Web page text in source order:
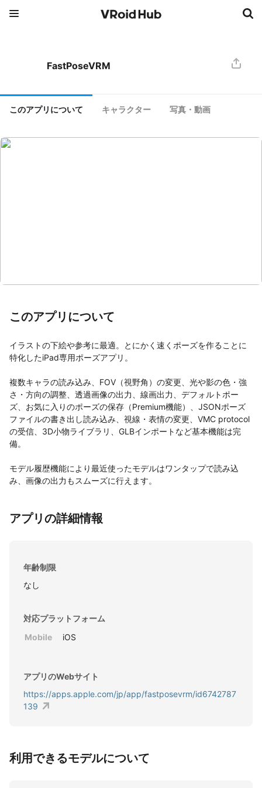
FastPoseVRM
このアプリについて キャラクター 写真・動画
このアプリについて
イラストの下絵や参考に最適。とにかく速くポーズを作ることに
特化したiPad専用ポーズアプリ。
複数キャラの読み込み、FOV（視野角）の変更、光や影の色・強
さ・方向の調整、透過画像の出力、線画出力、デフォルトポー
ズ、お気に入りのポーズの保存（Premium機能）、JSONポーズ
ファイルの書き出し読み込み、視線・表情の変更、VMC protocol
の受信、3D小物ライブラリ、GLBインポートなど基本機能は完
備。
モデル履歴機能により最近使ったモデルはワンタップで読み込
み、画像の出力もスムーズに行えます。
アプリの詳細情報
年齢制限
なし
対応プラットフォーム
Mobile
iOS
アプリのWebサイト
https://apps.apple.com/jp/app/fastposevrm/id6742787
139
利用できるモデルについて